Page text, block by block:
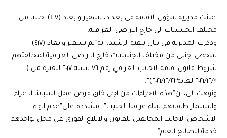
اعلنت مديرية شؤون الاقامة في بغداد، تسفير وابعاد (٤١٧) اجنبيا من
مختلف الجنسيات الى خارج الاراضي العراقية.
وذكرت المديرية في بيان تلقته الرشيد، انه”تم تسفير وابعاد (٤١٧)
شخص اجنبي من مختلف الجنسيات خارج الاراضي العراقية لمخالفتهم
شروط قانون اقامة الاجانب العراقي رقم ٧٦ لسنة ٢٠١٧ للفترة من (
٢٠٢١/١٢/٩ لغاية٢٠٢١/١٢/٢٣)”.
ونوهت الى، ان”هذه الاجراءات من اجل خلق فرص عمل لشبابنا الاعزاء
واستثمار طاقاتهم لبناء عراقنا الحبيب”، مشددة على”عدم ايواء
الاشخاص الاجانب المخالفين للقانون والابلاغ الفوري عن محل تواجدهم
خدمة للصالح العام”.